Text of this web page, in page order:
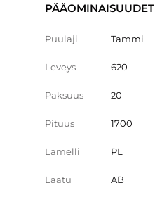
PÄÄOMINAISUUDET
Puulaji Tammi
Leveys 620
Paksuus 20
Pituus 1700
Lamelli PL
Laatu AB